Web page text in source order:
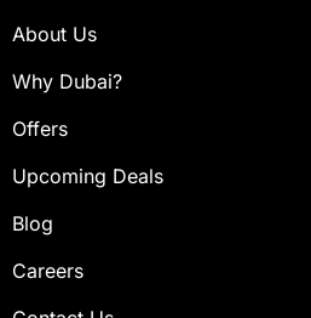
About Us
Why Dubai?
Offers
Upcoming Deals
Blog
Careers